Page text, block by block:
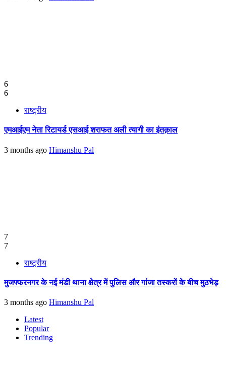
6
6
राष्ट्रीय
एमआईएम नेता रिटायर्ड एसआई शराफत अली त्यागी का इंतक़ाल
3 months ago Himanshu Pal
7
7
राष्ट्रीय
मुजफ्फरनगर के नई मंडी थाना क्षेत्र में पुलिस और गांजा तस्करों के बीच मुठभेड़
3 months ago Himanshu Pal
Latest
Popular
Trending